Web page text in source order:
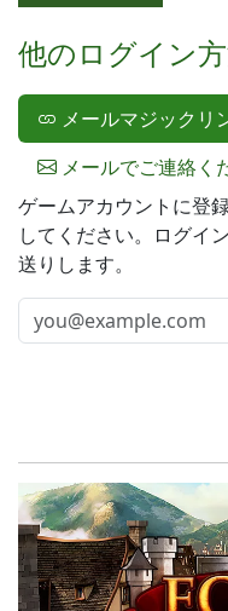
他のログイン
メールマジックリ
メールでご連絡く
ゲームアカウントに登
してください。ログイ
送りします。